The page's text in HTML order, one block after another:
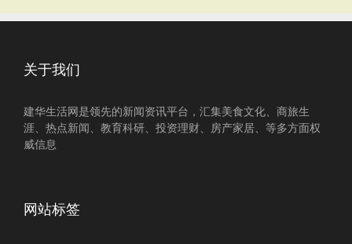
关于我们
建华生活网是领先的新闻资讯平台，汇集美食文化、商旅生
涯、热点新闻、教育科研、投资理财、房产家居、等多方面权
威信息
网站标签